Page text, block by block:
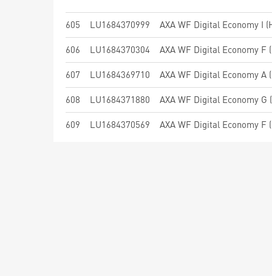
605 LU1684370999 AXA WF Digital Economy I
606 LU1684370304 AXA WF Digital Economy F
607 LU1684369710 AXA WF Digital Economy A
608 LU1684371880 AXA WF Digital Economy
609 LU1684370569 AXA WF Digital Economy F